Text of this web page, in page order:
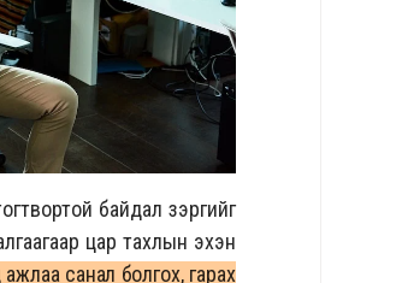
байдал зэргийг
цар тахлын эхэн
санал болгох, гарах